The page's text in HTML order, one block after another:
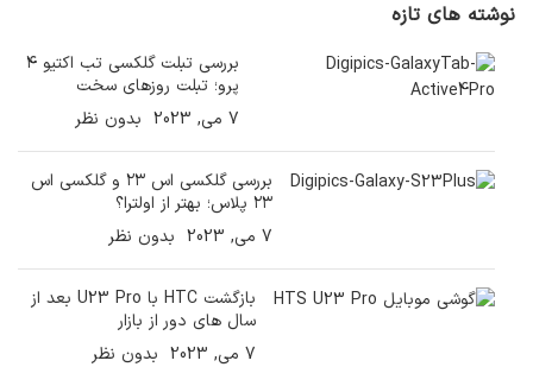
نوشته های تازه
بررسی تبلت گلکسی تب اکتیو ۴
پرو؛ تبلت روزهای سخت
7 می, 2023
بدون نظر
بررسی گلکسی اس ۲۳ و گلکسی اس
۲۳ پلاس؛ بهتر از اولترا؟
7 می, 2023
بدون نظر
بازگشت HTC با U23 Pro بعد از
سال های دور از بازار
7 می, 2023
بدون نظر